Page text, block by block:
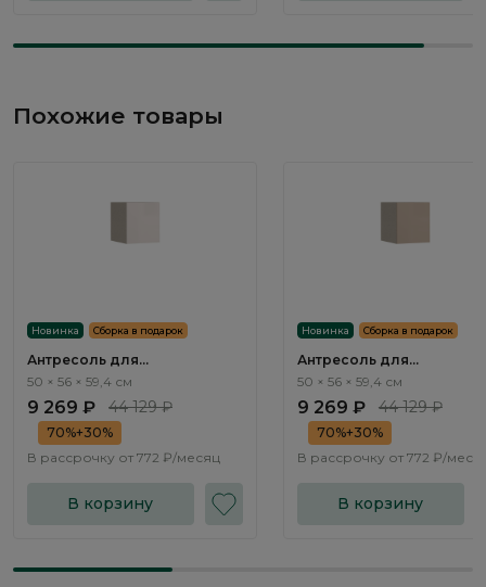
Похожие товары
Новинка Сборка в подарок
Антресоль для
однодверного шкафа Эсте /
Este ST701.1
50 × 56 × 59,4 см
9 269 ₽ 44 129 ₽
70%+30%
В рассрочку от 772 ₽/месяц
В корзину
Новинка Сборка в подарок
Антресоль для
однодверного шкафа
Este ST701.2
50 × 56 × 59,4 см
9 269 ₽ 44 129 ₽
70%+30%
В рассрочку от 772 ₽/
В корзину